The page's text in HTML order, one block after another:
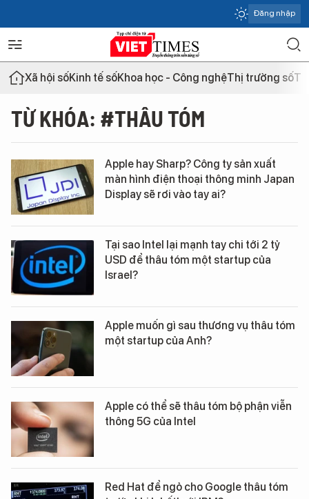
Đăng nhập
Xã hội sốKinh tế sốKhoa học - Công nghệThị trường số
TỪ KHÓA: #THÂU TÓM
Apple hay Sharp? Công ty sản xuất
màn hình điện thoại thông minh Japan
Display sẽ rơi vào tay ai?
Tại sao Intel lại mạnh tay chi tới 2 tỷ
USD để thâu tóm một startup của
Israel?
Apple muốn gì sau thương vụ thâu tóm
một startup của Anh?
Apple có thể sẽ thâu tóm bộ phận viễn
thông 5G của Intel
Red Hat để ngỏ cho Google thâu tóm